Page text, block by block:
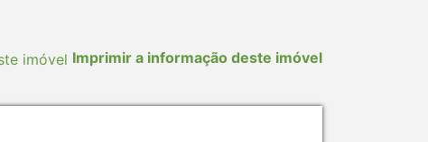
Imprimir a informação deste imóvel